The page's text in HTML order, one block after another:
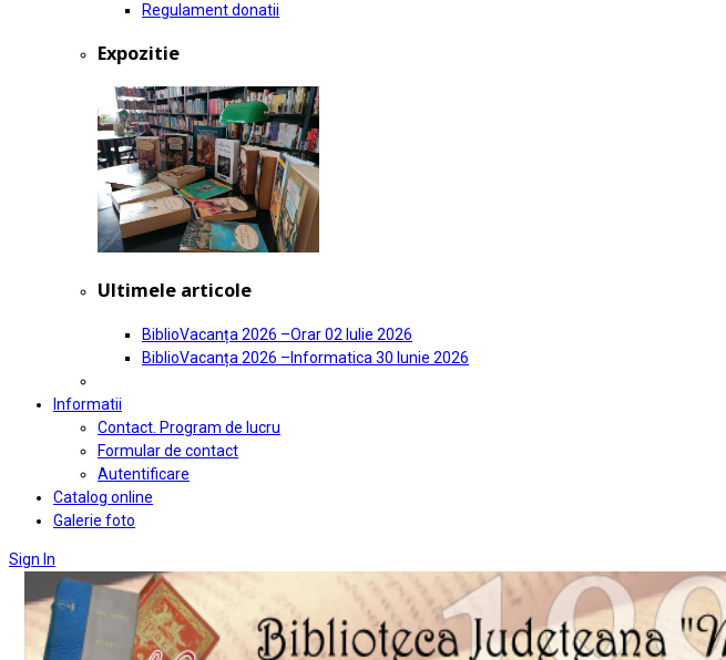
Regulament donatii
Expozitie
Ultimele articole
BiblioVacanța 2026 –Orar02 Iulie 2026
BiblioVacanța 2026 –Informatica 30 Iunie 2026
Informatii
Contact. Program de lucru
Formular de contact
Autentificare
Catalog online
Galerie foto
Sign In